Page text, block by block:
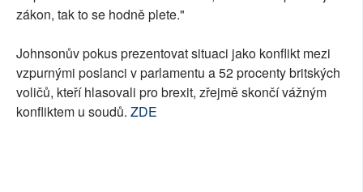
zákon, tak to se hodně plete."
Johnsonův pokus prezentovat situaci jako konflikt mezi
vzpurnými poslanci v parlamentu a 52 procenty britských
voličů, kteří hlasovali pro brexit, zřejmě skončí vážným
konfliktem u soudů. ZDE